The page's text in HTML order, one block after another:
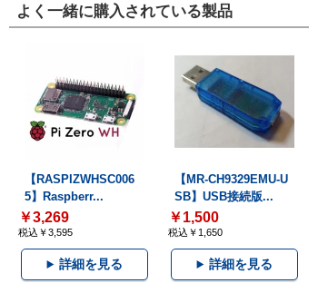
よく一緒に購入されている製品
【RASPIZWHSC006
5】Raspberr...
￥3,269
税込￥3,595
詳細を見る
【MR-CH9329EMU-U
SB】USB接続版...
￥1,500
税込￥1,650
詳細を見る